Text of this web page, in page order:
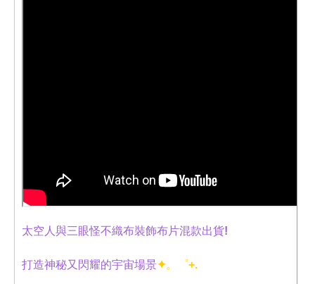
太空人與三眼怪不織布裝飾布片混款出貨!
打造神秘又閃耀的宇宙場景✦。゜+.